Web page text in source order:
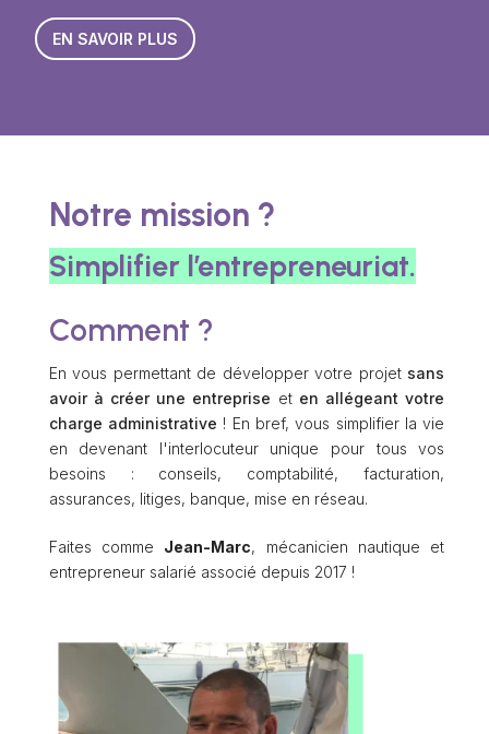
EN SAVOIR PLUS
Notre mission ?
Simplifier l’entrepreneuriat.
Comment ?
En vous permettant de développer votre projet sans
avoir à créer une entreprise eten allégeant votre
charge administrative ! En bref, vous simplifier la vie
en devenant l'interlocuteur unique pour tous vos
besoins : conseils, comptabilité, facturation,
assurances, litiges, banque, mise en réseau.
Faites comme Jean-Marc, mécanicien nautique et
entrepreneur salarié associé depuis 2017 !